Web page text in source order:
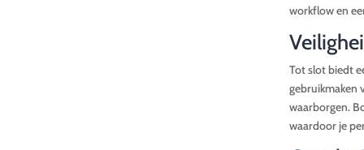
workflow en
Tot slot biedt
gebruikmaken
waarborgen.
waardoor je